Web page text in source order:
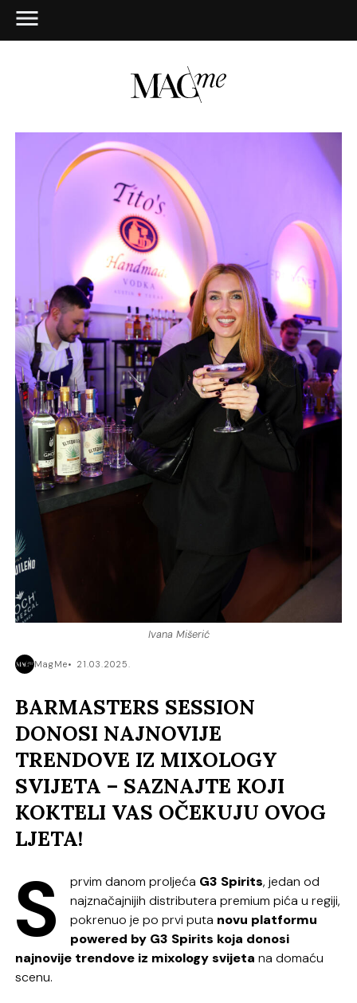
Ivana Mišerić
MagMe 21.03.2025.
BARMASTERS SESSION
DONOSI NAJNOVIJE
TRENDOVE IZ MIXOLOGY
SVIJETA – SAZNAJTE KOJI
KOKTELI VAS OČEKUJU OVOG
LJETA!
S prvim danom proljeća G3 Spirits, jedan od
najznačajnijih distributera premium pića u regiji,
pokrenuo je po prvi puta novu platformu
powered by G3 Spirits koja donosi
najnovije trendove iz mixology svijeta na domaću
scenu.